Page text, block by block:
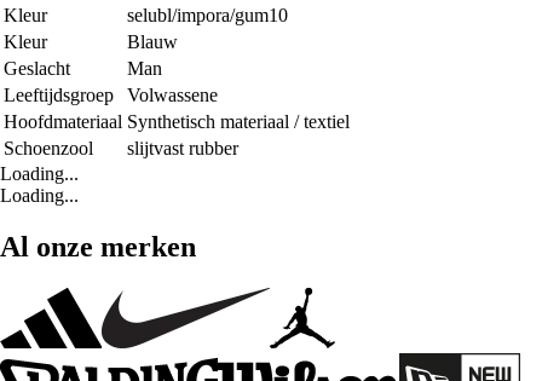
Kleur
selubl/impora/gum10
Kleur
Blauw
Geslacht
Man
Leeftijdsgroep
Volwassene
Hoofdmateriaal Synthetisch materiaal / textiel
Schoenzool
slijtvast rubber
Loading...
Loading...
Al onze merken